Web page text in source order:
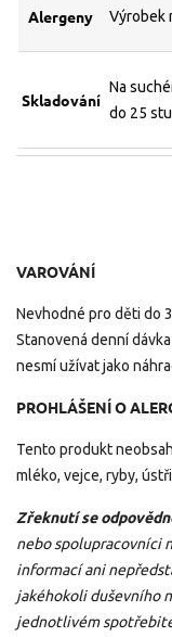
Alergeny Výrobek
Skladování
Na
do 25
VAROVÁNÍ
Nevhodné pro děti do
Stanovená denní
nesmí užívat jako
PROHLÁŠENÍ O
Tento produkt
mléko, vejce, ryby,
Zřeknutí se
nebo spolupracovníci
informací ani
jakéhokoli duševního
jednotlivém